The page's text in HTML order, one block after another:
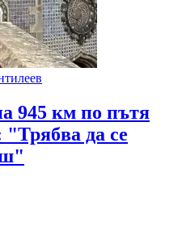
945 км по пътя
да се